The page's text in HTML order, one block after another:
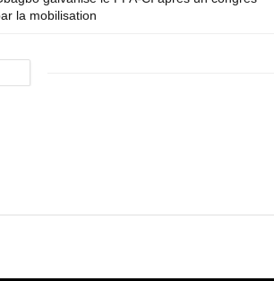
la mobilisation